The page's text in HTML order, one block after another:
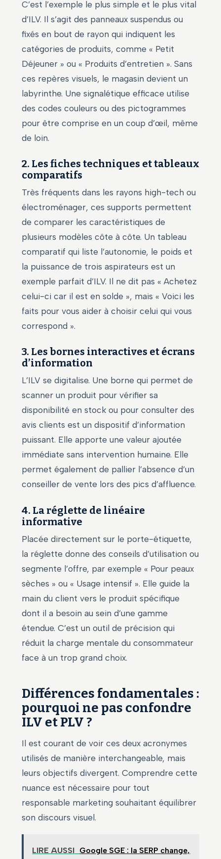
C’est l’exemple le plus simple et le plus vital
d’ILV. Il s’agit des panneaux suspendus ou
fixés en bout de rayon qui indiquent les
catégories de produits, comme « Petit
Déjeuner » ou « Produits d’entretien ». Sans
ces repères visuels, le magasin devient un
labyrinthe. Une signalétique efficace utilise
des codes couleurs ou des pictogrammes
pour être comprise en un coup d’œil, même
de loin.
2. Les fiches techniques et tableaux
comparatifs
Très fréquents dans les rayons high-tech ou
électroménager, ces supports permettent
de comparer les caractéristiques de
plusieurs modèles côte à côte. Un tableau
comparatif qui liste l’autonomie, le poids et
la puissance de trois aspirateurs est un
exemple parfait d’ILV. Il ne dit pas « Achetez
celui-ci car il est en solde », mais « Voici les
faits pour vous aider à choisir celui qui vous
correspond ».
3. Les bornes interactives et écrans
d’information
L’ILV se digitalise. Une borne qui permet de
scanner un produit pour vérifier sa
disponibilité en stock ou pour consulter des
avis clients est un dispositif d’information
puissant. Elle apporte une valeur ajoutée
immédiate sans intervention humaine. Elle
permet également de pallier l’absence d’un
conseiller de vente lors des pics d’affluence.
4. La réglette de linéaire
informative
Placée directement sur le porte-étiquette,
la réglette donne des conseils d’utilisation ou
segmente l’offre, par exemple « Pour peaux
sèches » ou « Usage intensif ». Elle guide la
main du client vers le produit spécifique
dont il a besoin au sein d’une gamme
étendue. C’est un outil de précision qui
réduit la charge mentale du consommateur
face à un trop grand choix.
Différences fondamentales :
pourquoi ne pas confondre
ILV et PLV ?
Il est courant de voir ces deux acronymes
utilisés de manière interchangeable, mais
leurs objectifs divergent. Comprendre cette
nuance est nécessaire pour tout
responsable marketing souhaitant équilibrer
son discours visuel.
LIRE AUSSI Google SGE : la SERP change,